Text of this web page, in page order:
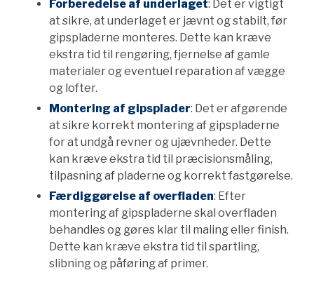
Forberedelse af underlaget: Det er vigtigt
at sikre, at underlaget er jævnt og stabilt, før
gipspladerne monteres. Dette kan kræve
ekstra tid til rengøring, fjernelse af gamle
materialer og eventuel reparation af vægge
og lofter.
Montering af gipsplader: Det er afgørende
at sikre korrekt montering af gipspladerne
for at undgå revner og ujævnheder. Dette
kan kræve ekstra tid til præcisionsmåling,
tilpasning af pladerne og korrekt fastgørelse.
Færdiggørelse af overfladen: Efter
montering af gipspladerne skal overfladen
behandles og gøres klar til maling eller finish.
Dette kan kræve ekstra tid til spartling,
slibning og påføring af primer.